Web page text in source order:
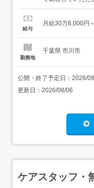
社員と一緒に作業
器の洗浄・調理室
給与
月給30万8,000円～
勤務地
千葉県 市川市
公開・終了予定日： 2026/
更新日： 2026/08/06
ケアスタッフ・